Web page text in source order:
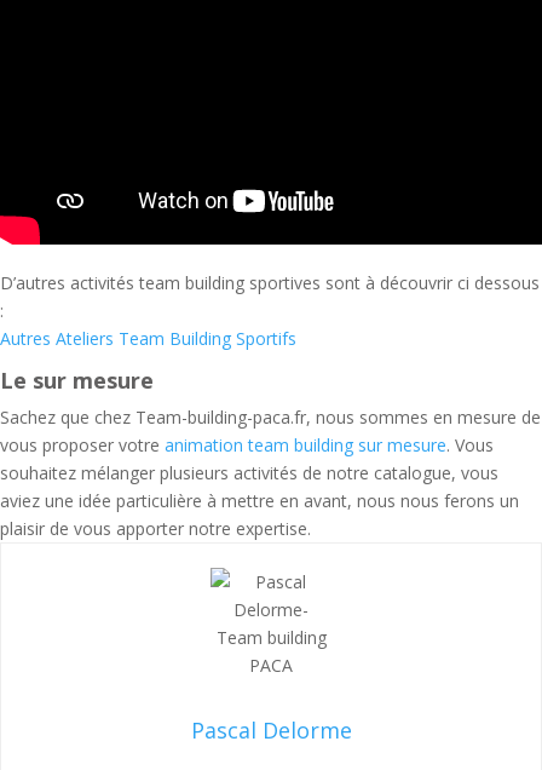
D’autres activités team building sportives sont à découvrir ci dessous
:
Autres Ateliers Team Building Sportifs
Le sur mesure
Sachez que chez Team-building-paca.fr, nous sommes en mesure de
vous proposer votre animation team building sur mesure. Vous
souhaitez mélanger plusieurs activités de notre catalogue, vous
aviez une idée particulière à mettre en avant, nous nous ferons un
plaisir de vous apporter notre expertise.
Pascal Delorme